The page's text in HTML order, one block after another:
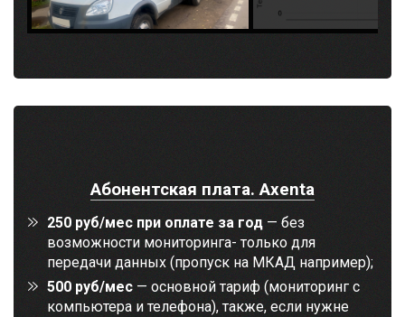
Абонентская плата. Axenta
250 руб/мес при оплате за год — без
возможности мониторинга- только для
передачи данных (пропуск на МКАД например);
500 руб/мес — основной тариф (мониторинг с
компьютера и телефона), также, если нужне